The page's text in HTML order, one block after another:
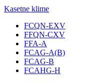
Kasetne klime
FCQN-EXV
FFQN-CXV
FFA-A
FCAG-A(B)
FCAG-B
FCAHG-H